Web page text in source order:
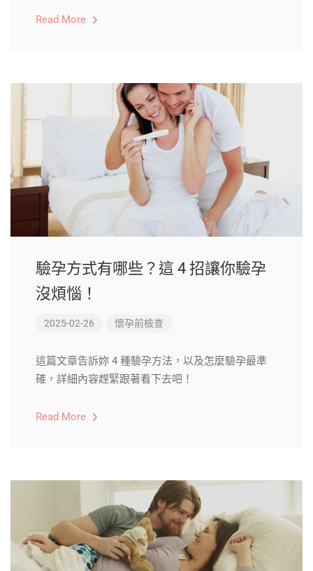
Read More
驗孕方式有哪些？這 4 招讓你驗孕
沒煩惱！
2025-02-26 懷孕前檢查
這篇文章告訴妳 4 種驗孕方法，以及怎麼驗孕最準
確，詳細內容趕緊跟著看下去吧！
Read More